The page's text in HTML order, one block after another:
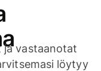
ja vastaanotat
löytyy